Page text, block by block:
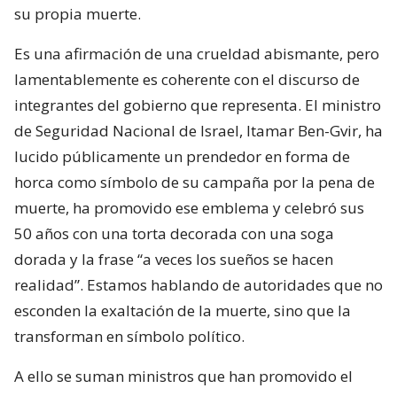
su propia muerte.
Es una afirmación de una crueldad abismante, pero
lamentablemente es coherente con el discurso de
integrantes del gobierno que representa. El ministro
de Seguridad Nacional de Israel, Itamar Ben-Gvir, ha
lucido públicamente un prendedor en forma de
horca como símbolo de su campaña por la pena de
muerte, ha promovido ese emblema y celebró sus
50 años con una torta decorada con una soga
dorada y la frase “a veces los sueños se hacen
realidad”. Estamos hablando de autoridades que no
esconden la exaltación de la muerte, sino que la
transforman en símbolo político.
A ello se suman ministros que han promovido el